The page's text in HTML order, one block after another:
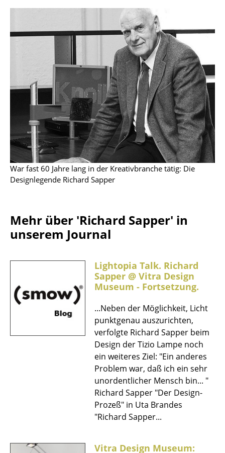
Einzelteile
... alle Aufbewahrungsmöbel
Hängeleuchten & Deckenleuchten
Tischleuchten
Schreibtischleuchten
Stehleuchten & Leseleuchten
Bodenleuchten
Outdoor-Leuchten
Akkuleuchten
Doppelbetten
Nachttische & Bettzubehör
Uhren
War fast 60 Jahre lang in der Kreativbranche tätig: Die
Designlegende Richard Sapper
Mehr über 'Richard Sapper' in
unserem Journal
Lightopia Talk. Richard
Sapper @ Vitra Design
Museum - Fortsetzung.
...Neben der Möglichkeit, Licht
punktgenau auszurichten,
verfolgte Richard Sapper beim
Design der Tizio Lampe noch
ein weiteres Ziel: "Ein anderes
Problem war, daß ich ein sehr
unordentlicher Mensch bin... "
Richard Sapper "Der Design-
Prozeß" in Uta Brandes
"Richard Sapper...
Vitra Design Museum: